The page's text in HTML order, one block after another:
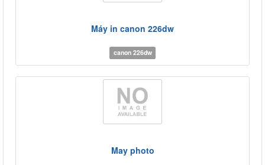
Máy in canon 226dw
canon 226dw
May photo